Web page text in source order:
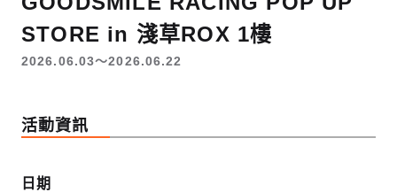
STORE in 淺草ROX 1樓
2026.06.03〜2026.06.22
活動資訊
日期